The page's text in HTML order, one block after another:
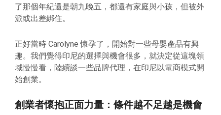
了那個年紀還是朝九晚五，都還有家庭與小孩，但被外
派或出差綁住。
正好當時 Carolyne 懷孕了，開始對一些母嬰產品有興
趣。我們覺得印尼的選擇與機會很多，就決定從這塊領
域慢慢看，陸續談一些品牌代理，在印尼以電商模式開
始創業。
創業者懷抱正面力量：條件越不足越是機會